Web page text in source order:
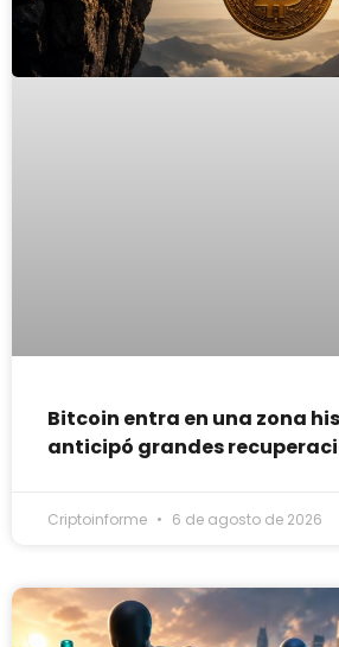
Bitcoin entra en una zona
anticipó grandes
Criptoinforme 6 de agosto de 2026